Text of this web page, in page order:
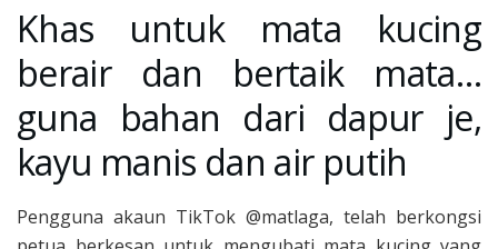
Khas untuk mata kucing
berair dan bertaik mata…
guna bahan dari dapur je,
kayu manis dan air putih
Pengguna akaun TikTok @matlaga, telah berkongsi